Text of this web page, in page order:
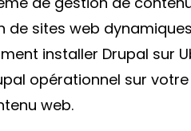
sites web
installer Drupal sur
opérationnel sur
web.